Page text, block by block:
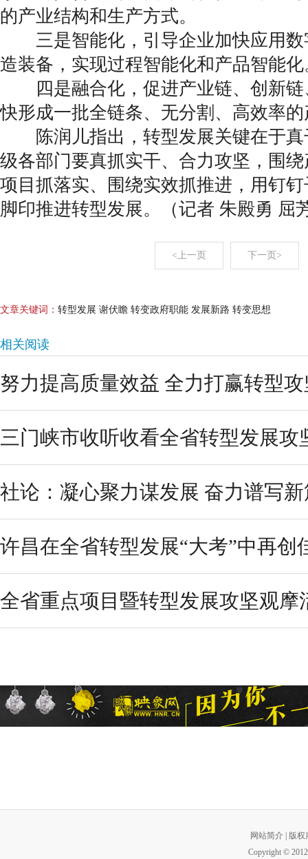
的产业结构和生产方式。
三是智能化，引导企业加快应用数
造装备，实现过程智能化和产品智能化
四是融合化，促进产业链、创新链
快形成一批全链条、无分割、高效率
陈润儿指出，转型发展关键在于真
级各部门要真抓实干、合力攻坚，围
项目抓落实、围绕实效抓推进，用钉
脚印推进转型发展。（记者 朱殿勇 屈
<上一页 下一页>
文章关键词： 转型发展 谢伏瞻 转变政府职能 发展新路 转变思想
相关阅读
努力提高质量效益 全力打赢转型
三门峡市收听收看全省转型发展攻
社论：凝心聚力谋发展 奋力谱写
许昌在全省转型发展“大考”中再创
全省重点项目暨转型发展攻坚观摩
网站简介
版权
Copyright ©